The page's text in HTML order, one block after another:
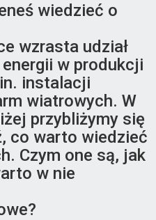
wiedzieć o
wzrasta udział
w produkcji
instalacji
wiatrowych. W
przybliżymy się
co warto wiedzieć
Czym one są, jak
w nie